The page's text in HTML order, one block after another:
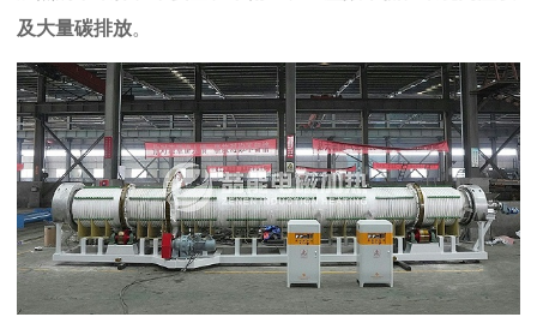
及大量碳排放。